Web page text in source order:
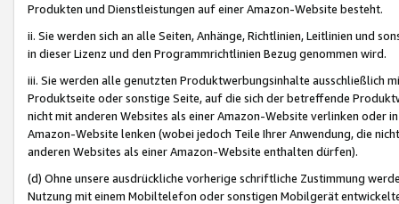
Produkten und Dienstleistungen auf einer Amazon-Website besteht.
ii. Sie werden sich an alle Seiten, Anhänge, Richtlinien, Leitlinien und
in dieser Lizenz und den Programmrichtlinien Bezug genommen wird.
iii. Sie werden alle genutzten Produktwerbungsinhalte ausschließlich
Produktseite oder sonstige Seite, auf die sich der betreffende
nicht mit anderen Websites als einer Amazon-Website verlinken oder
Amazon-Website lenken (wobei jedoch Teile Ihrer Anwendung, die
anderen Websites als einer Amazon-Website enthalten dürfen).
(d) Ohne unsere ausdrückliche vorherige schriftliche Zustimmung
Nutzung mit einem Mobiltelefon oder sonstigen Mobilgerät